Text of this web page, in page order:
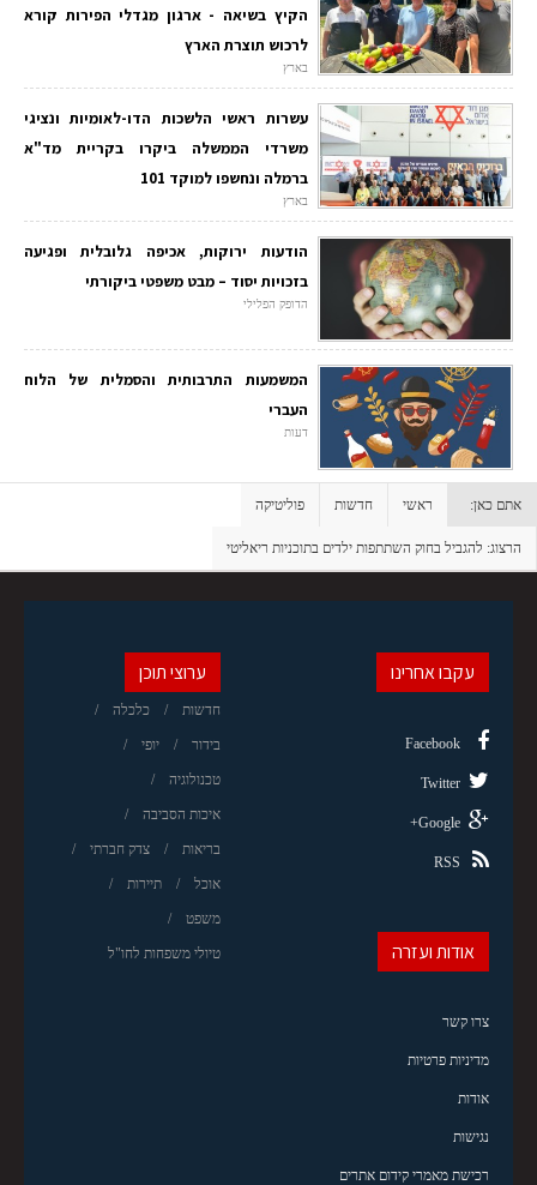
הקיץ בשיאה - ארגון מגדלי הפירות קורא
לרכוש תוצרת הארץ
בארץ
עשרות ראשי הלשכות הדו-לאומיות ונציגי
משרדי הממשלה ביקרו בקריית מד"א
ברמלה ונחשפו למוקד 101
בארץ
הודעות ירוקות, אכיפה גלובלית ופגיעה
בזכויות יסוד – מבט משפטי ביקורתי
הדופק הפלילי
המשמעות התרבותית והסמלית של הלוח
העברי
דעות
אתם כאן: ראשי חדשות פוליטיקה
הרצוג: להגביל בחוק השתתפות ילדים בתוכניות ריאליטי
ערוצי תוכן
חדשות כלכלה
בידור יופי
טכנולוגיה
איכות הסביבה
בריאות צדק חברתי
אוכל תיירות
משפט
טיולי משפחות לחו"ל
עקבו אחרינו
Facebook
Twitter
Google+
RSS
אודות ועזרה
צרו קשר
מדיניות פרטיות
אודות
נגישות
רכישת מאמרי קידום אתרים